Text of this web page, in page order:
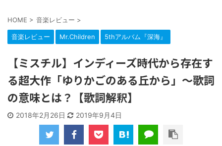
HOME > 音楽レビュー >
音楽レビュー Mr.Children 5thアルバム『深海』
【ミスチル】インディーズ時代から存在す
る超大作「ゆりかごのある丘から」～歌詞
の意味とは？【歌詞解釈】
2018年2月26日 2019年9月4日